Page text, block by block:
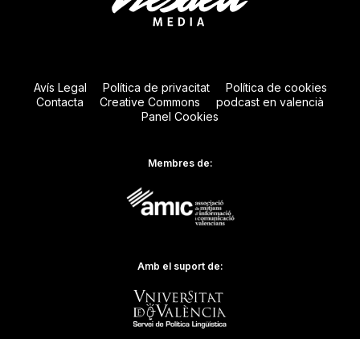
Avís Legal Política de privacitat
Política de cookies
Contacta
Creative Commons
podcast en valencià
Panel Cookies
Membres de:
Amb el suport de: